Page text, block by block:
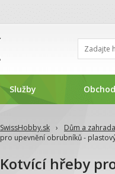
SwissHobby.sk › Dům a zahrada
pro upevnění obrubníků -
Kotvící hřeby
Služby